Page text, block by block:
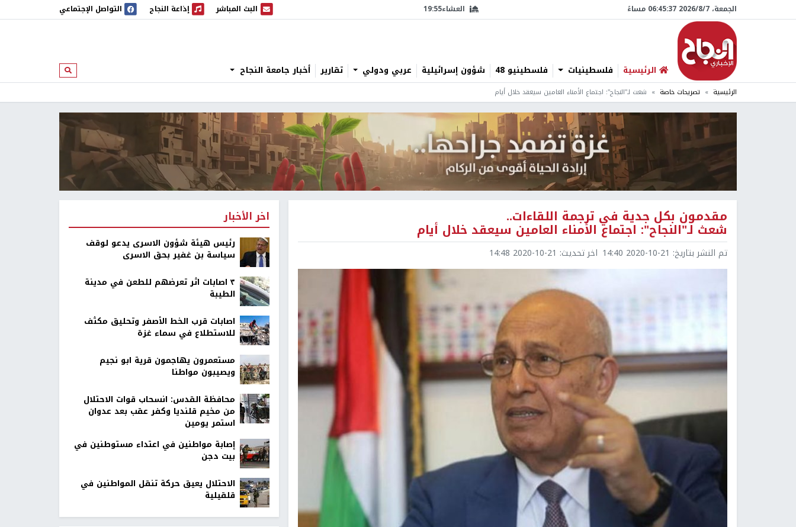
الجمعة، 7/‏8/‏2026 06:45:39 مساءً العشاء19:55 البث المباشر
البث المباشر إذاعة النجاح
إذاعة النجاح التواصل الإجتماعي
الرئيسية فلسطينيات فلسطينيو 48 شؤون إسرائيلية عربي ودولي تقارير أخبار جامعة النجاح ابحث
الرئيسية تصريحات خاصة شعث لـ"النجاح": اجتماع الأمناء العامين سيعقد خلال أيام
مقدمون بكل جدية في ترجمة اللقاءات..
شعث لـ"النجاح": اجتماع الأمناء العامين سيعقد خلال أيام
تم النشر بتاريخ: 2020-10-21 14:40 اخر تحديث: 2020-10-21 14:48
اخر الأخبار
رئيس هيئة شؤون الاسرى يدعو لوقف
سياسة بن غفير بحق الاسرى
٣ اصابات اثر تعرضهم للطعن في مدينة
الطيبة
اصابات قرب الخط الأصفر وتحليق مكثف
للاستطلاع في سماء غزة
مستعمرون يهاجمون قرية ابو نجيم
ويصيبون مواطنا
محافظة القدس: انسحاب قوات الاحتلال
من مخيم قلنديا وكفر عقب بعد عدوان
استمر يومين
إصابة مواطنين في اعتداء مستوطنين في
بيت دجن
الاحتلال يعيق حركة تنقل المواطنين في
قلقيلية